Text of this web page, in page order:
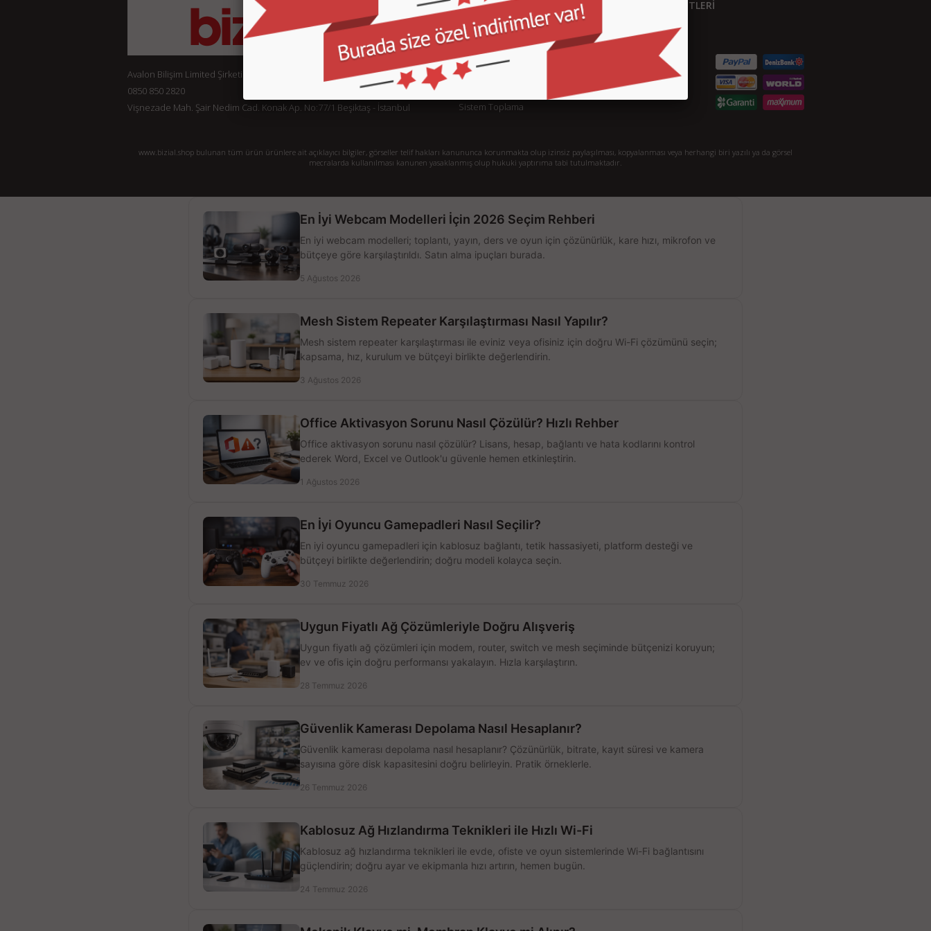
Avalon Bilişim Limited Şirketi
0850 850 2820
Vişnezade Mah. Şair Nedim Cad. Konak Ap. No:77/1 Beşiktaş - İstanbul
KURUMSAL
İletişim
Sipariş Takibi
Gizlilik ve Kullanım Şartları
Kargo ve Taşıma Bilgileri
Sistem Toplama
MÜŞTERİ HİZMETLERİ
S.S.S.
Detaylı Arama
www.bizial.shop bulunan tüm ürün ürünlere ait açıklayıcı bilgiler, görseller telif hakları kanununca korunmakta olup izinsiz paylaşılması, kopyalanması veya herhangi biri yazılı ya da görsel
mecralarda kullanılması kanunen yasaklanmış olup hukuki yaptırıma tabi tutulmaktadır.
En İyi Webcam Modelleri İçin 2026 Seçim Rehberi
En iyi webcam modelleri; toplantı, yayın, ders ve oyun için çözünürlük, kare hızı, mikrofon ve
bütçeye göre karşılaştırıldı. Satın alma ipuçları burada.
5 Ağustos 2026
Mesh Sistem Repeater Karşılaştırması Nasıl Yapılır?
Mesh sistem repeater karşılaştırması ile eviniz veya ofisiniz için doğru Wi-Fi çözümünü seçin;
kapsama, hız, kurulum ve bütçeyi birlikte değerlendirin.
3 Ağustos 2026
Office Aktivasyon Sorunu Nasıl Çözülür? Hızlı Rehber
Office aktivasyon sorunu nasıl çözülür? Lisans, hesap, bağlantı ve hata kodlarını kontrol
ederek Word, Excel ve Outlook'u güvenle hemen etkinleştirin.
1 Ağustos 2026
En İyi Oyuncu Gamepadleri Nasıl Seçilir?
En iyi oyuncu gamepadleri için kablosuz bağlantı, tetik hassasiyeti, platform desteği ve
bütçeyi birlikte değerlendirin; doğru modeli kolayca seçin.
30 Temmuz 2026
Uygun Fiyatlı Ağ Çözümleriyle Doğru Alışveriş
Uygun fiyatlı ağ çözümleri için modem, router, switch ve mesh seçiminde bütçenizi koruyun;
ev ve ofis için doğru performansı yakalayın. Hızla karşılaştırın.
28 Temmuz 2026
Güvenlik Kamerası Depolama Nasıl Hesaplanır?
Güvenlik kamerası depolama nasıl hesaplanır? Çözünürlük, bitrate, kayıt süresi ve kamera
sayısına göre disk kapasitesini doğru belirleyin. Pratik örneklerle.
26 Temmuz 2026
Kablosuz Ağ Hızlandırma Teknikleri ile Hızlı Wi-Fi
Kablosuz ağ hızlandırma teknikleri ile evde, ofiste ve oyun sistemlerinde Wi-Fi bağlantısını
güçlendirin; doğru ayar ve ekipmanla hızı artırın, hemen bugün.
24 Temmuz 2026